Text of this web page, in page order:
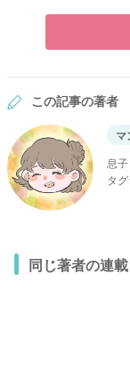
この記事の著者
マ
息
タ
同じ著者の連載